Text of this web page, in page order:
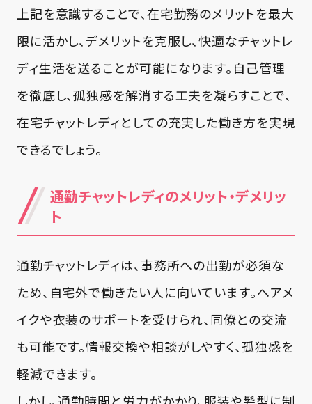
上記を意識することで、在宅勤務のメリットを最大
限に活かし、デメリットを克服し、快適なチャットレ
ディ生活を送ることが可能になります。自己管理
を徹底し、孤独感を解消する工夫を凝らすことで、
在宅チャットレディとしての充実した働き方を実現
できるでしょう。
通勤チャットレディのメリット・デメリッ
ト
通勤チャットレディは、事務所への出勤が必須な
ため、自宅外で働きたい人に向いています。ヘアメ
イクや衣装のサポートを受けられ、同僚との交流
も可能です。情報交換や相談がしやすく、孤独感を
軽減できます。
しかし、通勤時間と労力がかかり、服装や髪型に制